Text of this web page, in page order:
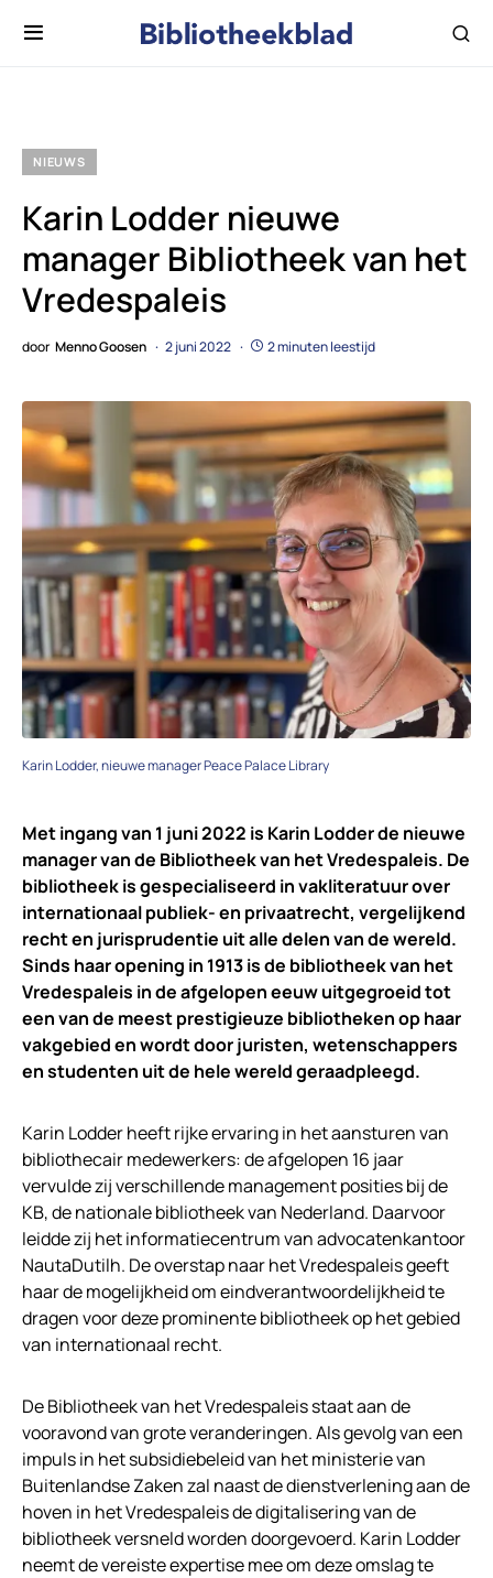
NIEUWS
Karin Lodder nieuwe
manager Bibliotheek van het
Vredespaleis
door Menno Goosen 2 juni 2022 2 minuten leestijd
Karin Lodder, nieuwe manager Peace Palace Library
Met ingang van 1 juni 2022 is Karin Lodder de nieuwe
manager van de Bibliotheek van het Vredespaleis. De
bibliotheek is gespecialiseerd in vakliteratuur over
internationaal publiek- en privaatrecht, vergelijkend
recht en jurisprudentie uit alle delen van de wereld.
Sinds haar opening in 1913 is de bibliotheek van het
Vredespaleis in de afgelopen eeuw uitgegroeid tot
een van de meest prestigieuze bibliotheken op haar
vakgebied en wordt door juristen, wetenschappers
en studenten uit de hele wereld geraadpleegd.
Karin Lodder heeft rijke ervaring in het aansturen van
bibliothecair medewerkers: de afgelopen 16 jaar
vervulde zij verschillende management posities bij de
KB, de nationale bibliotheek van Nederland. Daarvoor
leidde zij het informatiecentrum van advocatenkantoor
NautaDutilh. De overstap naar het Vredespaleis geeft
haar de mogelijkheid om eindverantwoordelijkheid te
dragen voor deze prominente bibliotheek op het gebied
van internationaal recht.
De Bibliotheek van het Vredespaleis staat aan de
vooravond van grote veranderingen. Als gevolg van een
impuls in het subsidiebeleid van het ministerie van
Buitenlandse Zaken zal naast de dienstverlening aan de
hoven in het Vredespaleis de digitalisering van de
bibliotheek versneld worden doorgevoerd. Karin Lodder
neemt de vereiste expertise mee om deze omslag te